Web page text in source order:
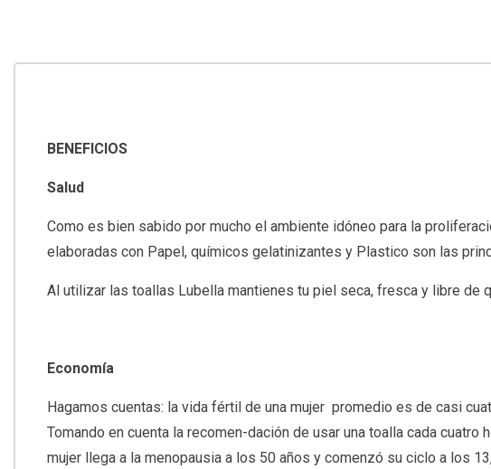
BENEFICIOS
Salud
Como es bien sabido por mucho el ambiente idóneo para la
elaboradas con Papel, químicos gelatinizantes y Plastico son las
Al utilizar las toallas Lubella mantienes tu piel seca, fresca y libre de
Economía
Hagamos cuentas: la vida fértil de una mujer promedio es de casi
Tomando en cuenta la recomen-dación de usar una toalla cada
mujer llega a la menopausia a los 50 años y comenzó su ciclo a los